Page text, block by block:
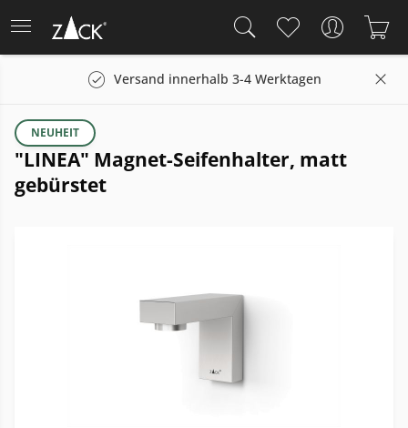
Versand innerhalb 3-4 Werktagen
"LINEA" Magnet-Seifenhalter, matt
gebürstet
NEUHEIT